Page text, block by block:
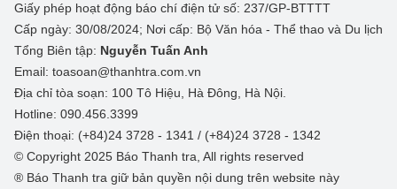
Giấy phép hoạt động báo chí điện tử số: 237/GP-BTTTT
Cấp ngày: 30/08/2024; Nơi cấp: Bộ Văn hóa - Thể thao và Du lịch
Tổng Biên tập: Nguyễn Tuấn Anh
Email: toasoan@thanhtra.com.vn
Địa chỉ tòa soạn: 100 Tô Hiệu, Hà Đông, Hà Nội.
Hotline: 090.456.3399
Điện thoại: (+84)24 3728 - 1341 / (+84)24 3728 - 1342
© Copyright 2025 Báo Thanh tra, All rights reserved
® Báo Thanh tra giữ bản quyền nội dung trên website này